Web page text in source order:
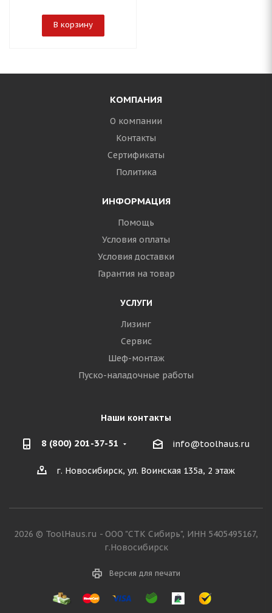
В корзину
КОМПАНИЯ
О компании
Контакты
Сертификаты
Политика
ИНФОРМАЦИЯ
Помощь
Условия оплаты
Условия доставки
Гарантия на товар
УСЛУГИ
Лизинг
Сервис
Шеф-монтаж
Пуско-наладочные работы
Наши контакты
8 (800) 201-37-51 info@toolhaus.ru
г. Новосибирск, ул. Воинская 135а, 2 этаж
2026 © ToolHaus.ru - ООО "СТК Сибирь", ИНН 5405495167,
г.Новосибирск
Версия для печати